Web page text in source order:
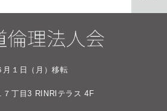
１日（月）移転
７丁目3 RINRIテラス 4F